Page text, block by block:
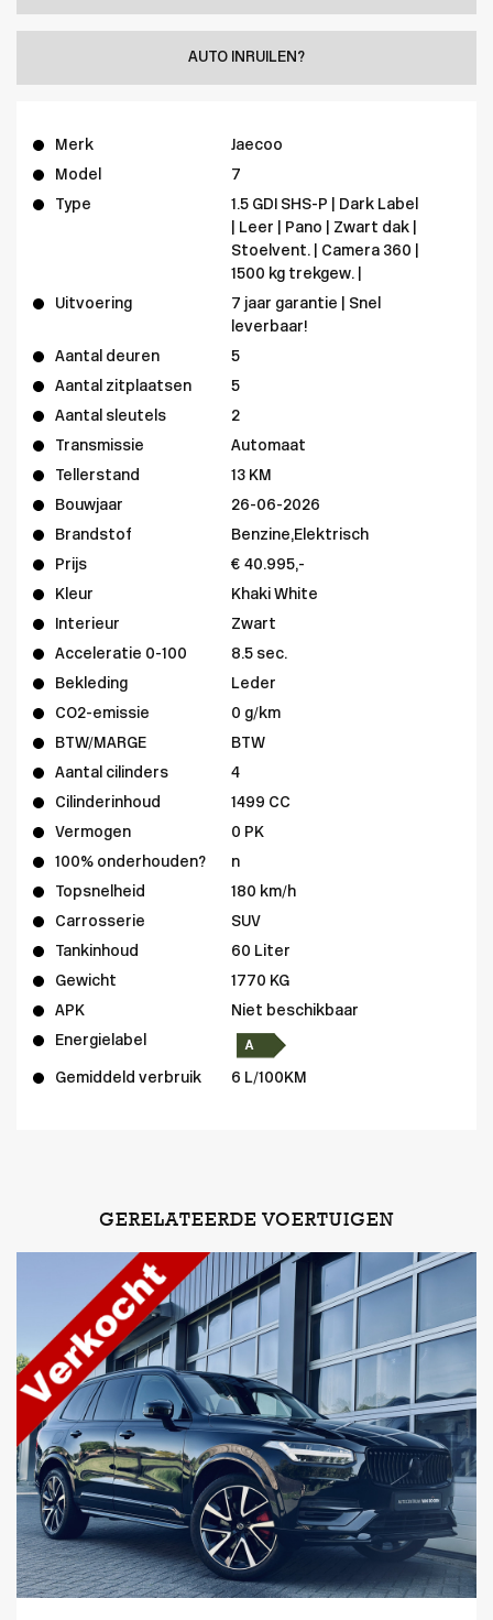
AUTO INRUILEN?
Merk
Jaecoo
Model
7
Type
1.5 GDI SHS-P | Dark Label
| Leer | Pano | Zwart dak |
Stoelvent. | Camera 360 |
1500 kg trekgew. |
Uitvoering
7 jaar garantie | Snel
leverbaar!
Aantal deuren
5
Aantal zitplaatsen
5
Aantal sleutels
2
Transmissie
Automaat
Tellerstand
13 KM
Bouwjaar
26-06-2026
Brandstof
Benzine,Elektrisch
Prijs
€ 40.995,-
Kleur
Khaki White
Interieur
Zwart
Acceleratie 0-100
8.5 sec.
Bekleding
Leder
CO2-emissie
0 g/km
BTW/MARGE
BTW
Aantal cilinders
4
Cilinderinhoud
1499 CC
Vermogen
0 PK
100% onderhouden?
n
Topsnelheid
180 km/h
Carrosserie
SUV
Tankinhoud
60 Liter
Gewicht
1770 KG
APK
Niet beschikbaar
Energielabel
Gemiddeld verbruik 6 L/100KM
GERELATEERDE VOERTUIGEN